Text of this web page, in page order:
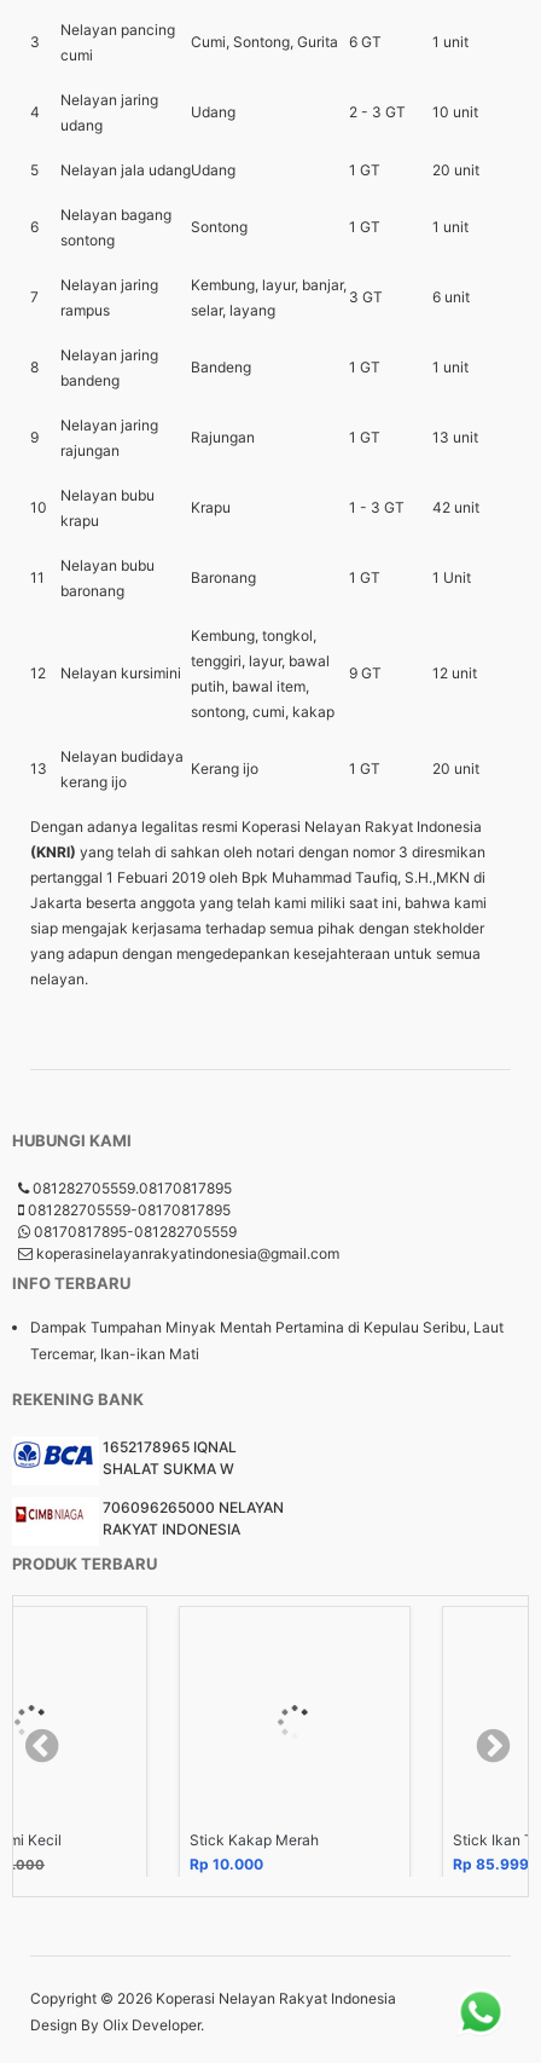
3
Nelayan pancing
cumi
Cumi, Sontong, Gurita 6 GT 1 unit
4
Nelayan jaring
udang
Udang 2 - 3 GT 10 unit
5 Nelayan jala udangUdang 1 GT 20 unit
6
Nelayan bagang
sontong
Sontong 1 GT 1 unit
7
Nelayan jaring
rampus
Kembung, layur, banjar,
selar, layang
3 GT 6 unit
8
Nelayan jaring
bandeng
Bandeng 1 GT 1 unit
9
Nelayan jaring
rajungan
Rajungan 1 GT 13 unit
10
Nelayan bubu
krapu
Krapu 1 - 3 GT 42 unit
11
Nelayan bubu
baronang
Baronang 1 GT 1 Unit
12 Nelayan kursimini
Kembung, tongkol,
tenggiri, layur, bawal
putih, bawal item,
sontong, cumi, kakap
9 GT 12 unit
13
Nelayan budidaya
kerang ijo
Kerang ijo 1 GT 20 unit
Dengan adanya legalitas resmi Koperasi Nelayan Rakyat Indonesia
(KNRI) yang telah di sahkan oleh notari dengan nomor 3 diresmikan
pertanggal 1 Febuari 2019 oleh Bpk Muhammad Taufiq, S.H.,MKN di
Jakarta beserta anggota yang telah kami miliki saat ini, bahwa kami
siap mengajak kerjasama terhadap semua pihak dengan stekholder
yang adapun dengan mengedepankan kesejahteraan untuk semua
nelayan.
HUBUNGI KAMI
081282705559.08170817895
081282705559-08170817895
08170817895-081282705559
koperasinelayanrakyatindonesia@gmail.com
INFO TERBARU
Dampak Tumpahan Minyak Mentah Pertamina di Kepulau Seribu, Laut
Tercemar, Ikan-ikan Mati
REKENING BANK
1652178965 IQNAL
SHALAT SUKMA W
706096265000 NELAYAN
RAKYAT INDONESIA
PRODUK TERBARU
Stick Kakap Merah
Stick Ikan Tuna
100.000
Copyright © 2026 Koperasi Nelayan Rakyat Indonesia
Design By Olix Developer.